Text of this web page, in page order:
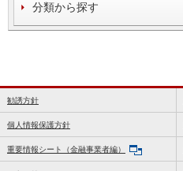
分類から探す
勧誘方針
個人情報保護方針
重要情報シート（金融事業者編）